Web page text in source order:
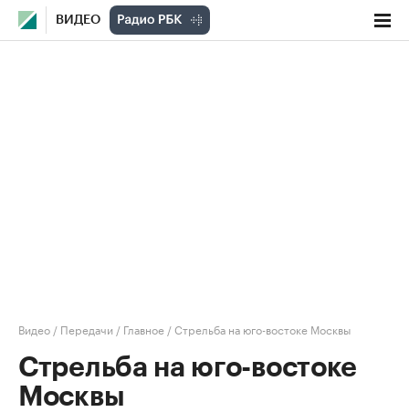
ВИДЕО
Видео / Передачи / Главное /Стрельба на юго-востоке Москвы
Стрельба на юго-востоке
Москвы